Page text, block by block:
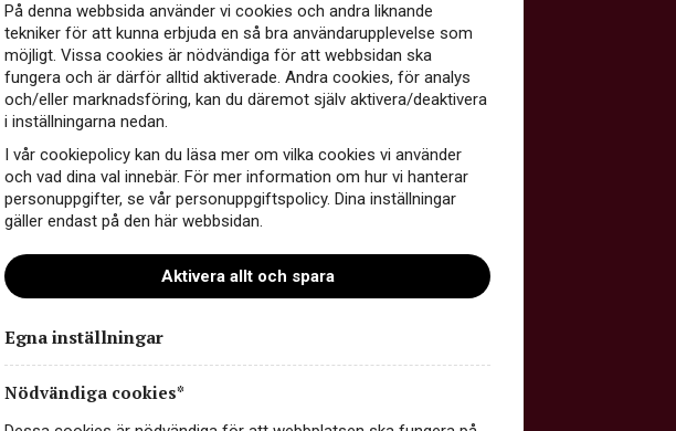
På denna webbsida använder vi cookies och andra liknande
tekniker för att kunna erbjuda en så bra användarupplevelse som
möjligt. Vissa cookies är nödvändiga för att webbsidan ska
fungera och är därför alltid aktiverade. Andra cookies, för analys
och/eller marknadsföring, kan du däremot själv aktivera/deaktivera
i inställningarna nedan.
I vår cookiepolicy kan du läsa mer om vilka cookies vi använder
och vad dina val innebär. För mer information om hur vi hanterar
personuppgifter, se vår personuppgiftspolicy. Dina inställningar
gäller endast på den här webbsidan.
Aktivera allt och spara
Egna inställningar
Nödvändiga cookies*